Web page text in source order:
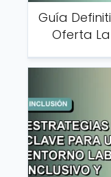
Guía
Oferta